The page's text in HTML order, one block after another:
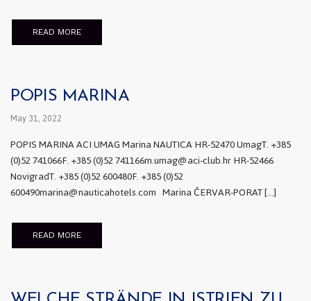
READ MORE
POPIS MARINA
May 31, 2022
POPIS MARINA ACI UMAG Marina NAUTICA HR-52470 UmagT. +385
(0)52 741066F. +385 (0)52 741166m.umag@aci-club.hr HR-52466
NovigradT. +385 (0)52 600480F. +385 (0)52
600490marina@nauticahotels.com Marina ČERVAR-PORAT […]
READ MORE